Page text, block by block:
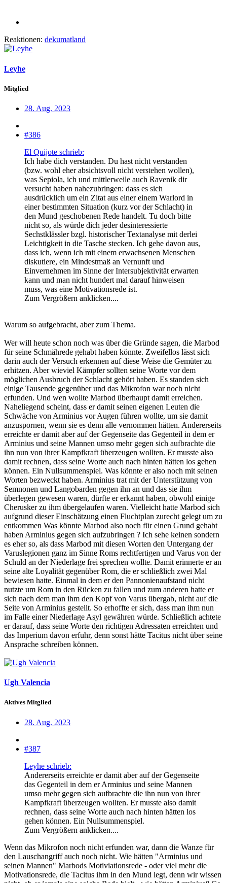
Reaktionen: dekumatland
Leyhe
Mitglied
28. Aug. 2023
#386
El Quijote schrieb:
Ich habe dich verstanden. Du hast nicht verstanden
(bzw. wohl eher absichtsvoll nicht verstehen wollen),
was Sepiola, ich und mittlerweile auch Ravenik dir
versucht haben nahezubringen: dass es sich
ausdrücklich um ein Zitat aus einer einem Warlord in
einer bestimmten Situation (kurz vor der Schlacht) in
den Mund geschobenen Rede handelt. Tu doch bitte
nicht so, als würde dich jeder desinteressierte
Sechstklässler bzgl. historischer Textanalyse mit derlei
Leichtigkeit in die Tasche stecken. Ich gehe davon aus,
dass ich, wenn ich mit einem erwachsenen Menschen
diskutiere, ein Mindestmaß an Vernunft und
Einvernehmen im Sinne der Intersubjektivität erwarten
kann und man nicht hundert mal darauf hinweisen
muss, was eine Motivationsrede ist.
Zum Vergrößern anklicken....
Warum so aufgebracht, aber zum Thema.
Wer will heute schon noch was über die Gründe sagen, die Marbod
für seine Schmährede gehabt haben könnte. Zweifellos lässt sich
darin auch der Versuch erkennen auf diese Weise die Gemüter zu
erhitzen. Aber wieviel Kämpfer sollten seine Worte vor dem
möglichen Ausbruch der Schlacht gehört haben. Es standen sich
einige Tausende gegenüber und das Mikrofon war noch nicht
erfunden. Und wen wollte Marbod überhaupt damit erreichen.
Naheliegend scheint, dass er damit seinen eigenen Leuten die
Schwäche von Arminius vor Augen führen wollte, um sie damit
anzuspornen, wenn sie es denn alle vernommen hätten. Andererseits
erreichte er damit aber auf der Gegenseite das Gegenteil in dem er
Arminius und seine Mannen umso mehr gegen sich aufbrachte die
ihn nun von ihrer Kampfkraft überzeugen wollten. Er musste also
damit rechnen, dass seine Worte auch nach hinten hätten los gehen
können. Ein Nullsummenspiel. Was könnte er also noch mit seinen
Worten bezweckt haben. Arminius trat mit der Unterstützung von
Semnonen und Langobarden gegen ihn an und das sie ihm
überlegen gewesen waren, dürfte er erkannt haben, obwohl einige
Cherusker zu ihm übergelaufen waren. Vielleicht hatte Marbod sich
aufgrund dieser Einschätzung einen Fluchtplan zurecht gelegt um zu
entkommen Was könnte Marbod also noch für einen Grund gehabt
haben Arminius gegen sich aufzubringen ? Ich sehe keinen sondern
es eher so, als dass Marbod mit diesen Worten den Untergang der
Varuslegionen ganz im Sinne Roms rechtfertigen und Varus von der
Schuld an der Niederlage frei sprechen wollte. Damit erinnerte er an
seine alte Loyalität gegenüber Rom, die er schließlich zwei Mal
bewiesen hatte. Einmal in dem er den Pannonienaufstand nicht
nutzte um Rom in den Rücken zu fallen und zum anderen hatte er
sich nach dem man ihm den Kopf von Varus übergab, nicht auf die
Seite von Arminius gestellt. So erhoffte er sich, dass man ihm nun
im Falle einer Niederlage Asyl gewähren würde. Schließlich achtete
er darauf, dass seine Worte den richtigen Adressaten erreichten und
das Imperium davon erfuhr, denn sonst hätte Tacitus nicht über seine
Ansprache schreiben können.
Ugh Valencia
Aktives Mitglied
28. Aug. 2023
#387
Leyhe schrieb:
Andererseits erreichte er damit aber auf der Gegenseite
das Gegenteil in dem er Arminius und seine Mannen
umso mehr gegen sich aufbrachte die ihn nun von ihrer
Kampfkraft überzeugen wollten. Er musste also damit
rechnen, dass seine Worte auch nach hinten hätten los
gehen können. Ein Nullsummenspiel.
Zum Vergrößern anklicken....
Wenn das Mikrofon noch nicht erfunden war, dann die Wanze für
den Lauschangriff auch noch nicht. Wie hätten "Arminius und
seinen Mannen" Marbods Motiviationsrede - oder viel mehr die
Motivationsrede, die Tacitus ihm in den Mund legt, denn wir wissen